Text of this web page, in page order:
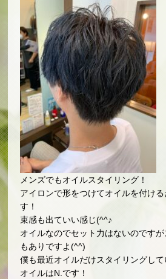
メンズでもオイルスタイリング！
アイロンで形をつけてオイルを付け
す！
束感も出ていい感じ(^^♪
オイルなのでセット力はないのです
もありですよ(^^)
僕も最近オイルだけスタイリングし
オイルはN.です！